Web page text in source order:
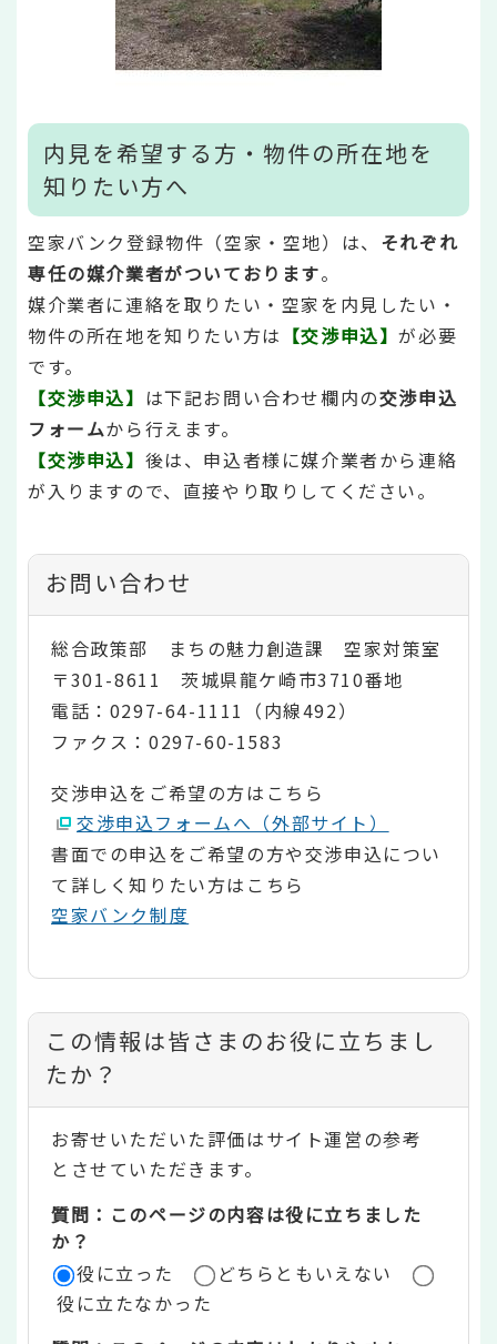
内見を希望する方・物件の所在地を
知りたい方へ
空家バンク登録物件（空家・空地）は、 それぞれ
専任の媒介業者がついております。
媒介業者に連絡を取りたい・空家を内見したい・
物件の所在地を知りたい方は 【交渉申込】が必要
です。
【交渉申込】 は下記お問い合わせ欄内の交渉申込
フォームから行えます。
【交渉申込】 後は、申込者様に媒介業者から連絡
が入りますので、直接やり取りしてください。
お問い合わせ
総合政策部 まちの魅力創造課 空家対策室
〒301-8611 茨城県龍ケ崎市3710番地
電話：0297-64-1111（内線492）
ファクス：0297-60-1583
交渉申込をご希望の方はこちら
交渉申込フォームへ（外部サイト）
書面での申込をご希望の方や交渉申込につい
て詳しく知りたい方はこちら
空家バンク制度
コ
ン
テ
ン
ツ
評
価
この情報は皆さまのお役に立ちまし
たか？
お寄せいただいた評価はサイト運営の参考
とさせていただきます。
質問：このページの内容は役に立ちました
か？
役に立った
どちらともいえない
役に立たなかった